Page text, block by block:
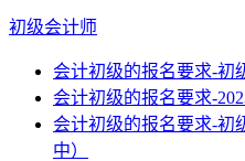
初级会计师
会计初级的报名要求-初
会计初级的报名要求-
会计初级的报名要求-初
中）